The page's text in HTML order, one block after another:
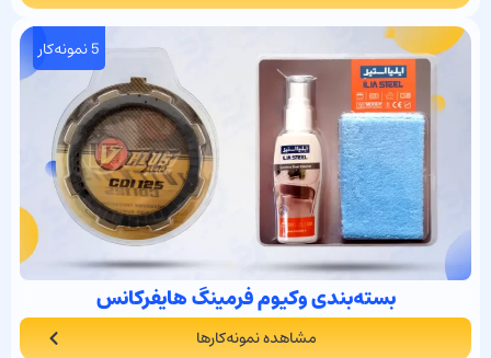
بسته‌بندی وکیوم فرمینگ هایفرکانس
مشاهده نمونه‌کارها